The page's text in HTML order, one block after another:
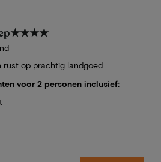
★★★★
rust op prachtig landgoed
voor 2 personen inclusief: